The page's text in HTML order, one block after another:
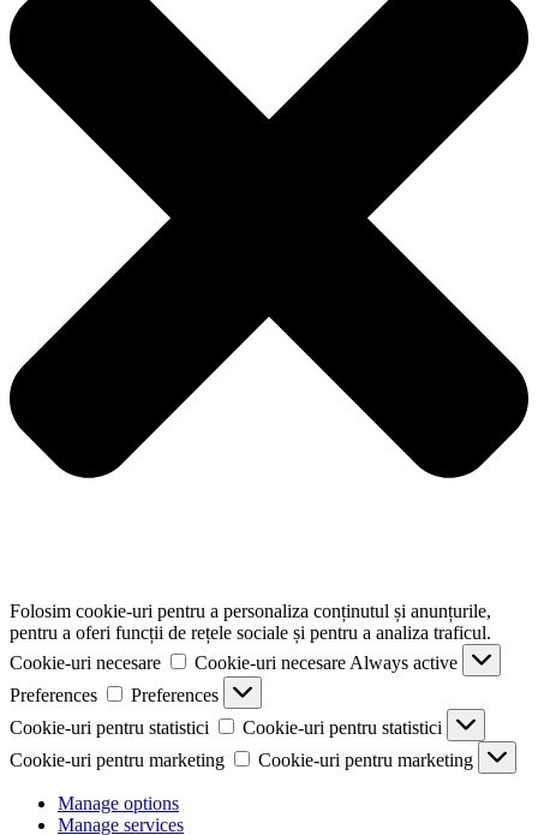
Folosim cookie-uri pentru a personaliza conținutul și anunțurile,
pentru a oferi funcții de rețele sociale și pentru a analiza traficul.
Cookie-uri necesare
Cookie-uri necesare Always active
Preferences
Preferences
Cookie-uri pentru statistici
Cookie-uri pentru statistici
Cookie-uri pentru marketing
Cookie-uri pentru marketing
Manage options
Manage services